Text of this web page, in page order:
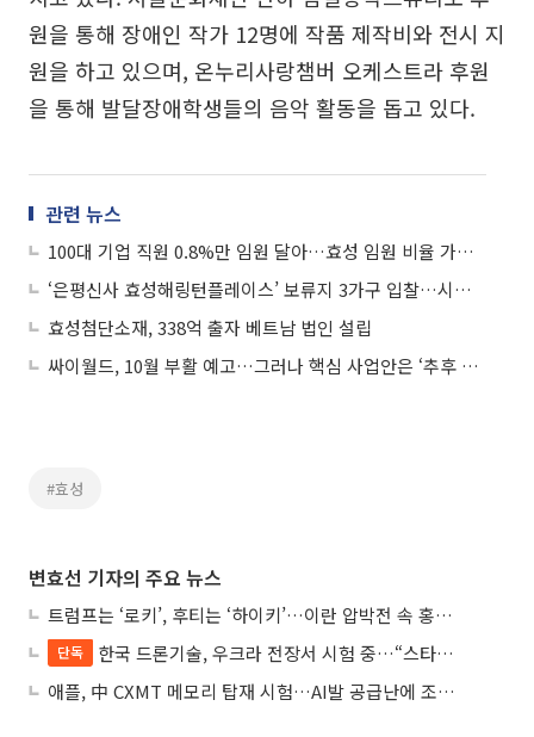
원을 통해 장애인 작가 12명에 작품 제작비와 전시 지
원을 하고 있으며, 온누리사랑챔버 오케스트라 후원
을 통해 발달장애학생들의 음악 활동을 돕고 있다.
관련 뉴스
100대 기업 직원 0.8%만 임원 달아…효성 임원 비율 가장 높아
‘은평신사 효성해링턴플레이스’ 보류지 3가구 입찰…시세차익 가능할까
효성첨단소재, 338억 출자 베트남 법인 설립
싸이월드, 10월 부활 예고…그러나 핵심 사업안은 ‘추후 공개’
#효성
변효선 기자의 주요 뉴스
트럼프는 ‘로키’, 후티는 ‘하이키’…이란 압박전 속 홍해·예멘 전선 격화
단독
한국 드론기술, 우크라 전장서 시험 중…“스타트업 여러 곳 참여”
애플, 中 CXMT 메모리 탑재 시험…AI발 공급난에 조달처 다변화